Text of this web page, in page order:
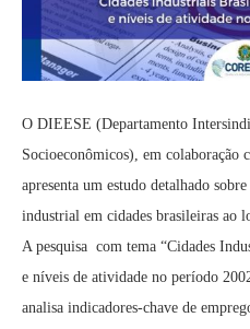
O DIEESE (Departamento
Socioeconômicos), em
apresenta um estudo detalhado
industrial em cidades brasileiras ao
A pesquisa com tema “Cidades
e níveis de atividade no período
analisa indicadores-chave de